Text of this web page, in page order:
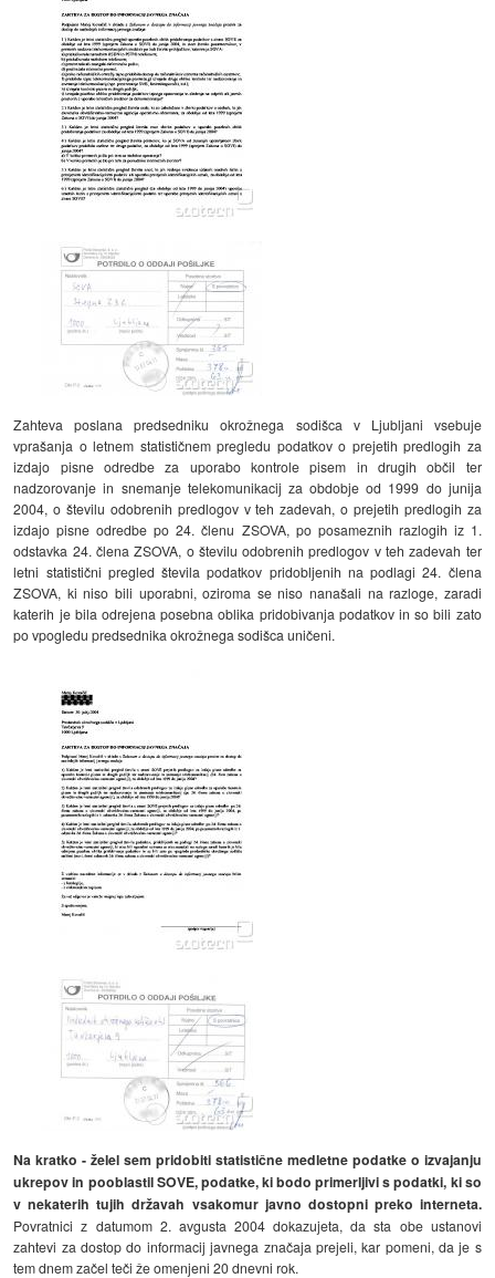
Zahteva poslana predsedniku okrožnega sodišca v Ljubljani vsebuje
vprašanja o letnem statističnem pregledu podatkov o prejetih predlogih za
izdajo pisne odredbe za uporabo kontrole pisem in drugih občil ter
nadzorovanje in snemanje telekomunikacij za obdobje od 1999 do junija
2004, o številu odobrenih predlogov v teh zadevah, o prejetih predlogih za
izdajo pisne odredbe po 24. členu ZSOVA, po posameznih razlogih iz 1.
odstavka 24. člena ZSOVA, o številu odobrenih predlogov v teh zadevah ter
letni statistični pregled števila podatkov pridobljenih na podlagi 24. člena
ZSOVA, ki niso bili uporabni, oziroma se niso nanašali na razloge, zaradi
katerih je bila odrejena posebna oblika pridobivanja podatkov in so bili zato
po vpogledu predsednika okrožnega sodišca uničeni.
Na kratko - želel sem pridobiti statistične medletne podatke o izvajanju
ukrepov in pooblastil SOVE, podatke, ki bodo primerljivi s podatki, ki so
v nekaterih tujih državah vsakomur javno dostopni preko interneta.
Povratnici z datumom 2. avgusta 2004 dokazujeta, da sta obe ustanovi
zahtevi za dostop do informacij javnega značaja prejeli, kar pomeni, da je s
tem dnem začel teči že omenjeni 20 dnevni rok.